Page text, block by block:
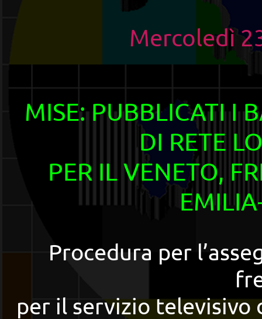
Mercoledì
MISE: PUBBLICATI I
DI RETE
PER IL VENETO,
Procedura per
per il servizio